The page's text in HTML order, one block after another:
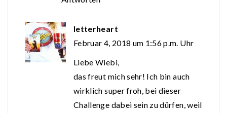
letterheart
Februar 4, 2018 um 1:56 p.m. Uhr
Liebe Wiebi,
das freut mich sehr! Ich bin auch
wirklich super froh, bei dieser
Challenge dabei sein zu dürfen, weil